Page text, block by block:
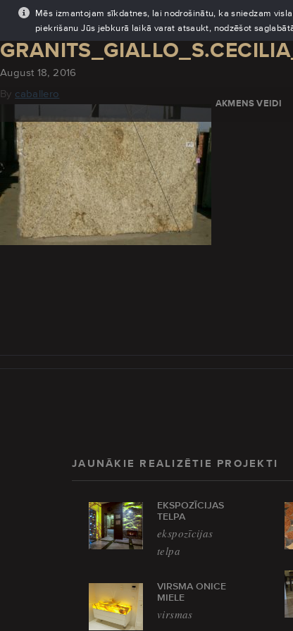
Mēs izmantojam sīkdatnes, lai nodrošinātu, ka sniedzam
piekrišanu Jūs jebkurā laikā varat atsaukt, nodzēšot
AKMENS VEIDI
August 18, 2016
By caballero
JAUNĀKIE REALIZĒTIE PROJEKTI
EKSPOZĪCIJAS
TELPA
ekspozīcijas
telpa
VIRSMA ONICE
MIELE
virsmas